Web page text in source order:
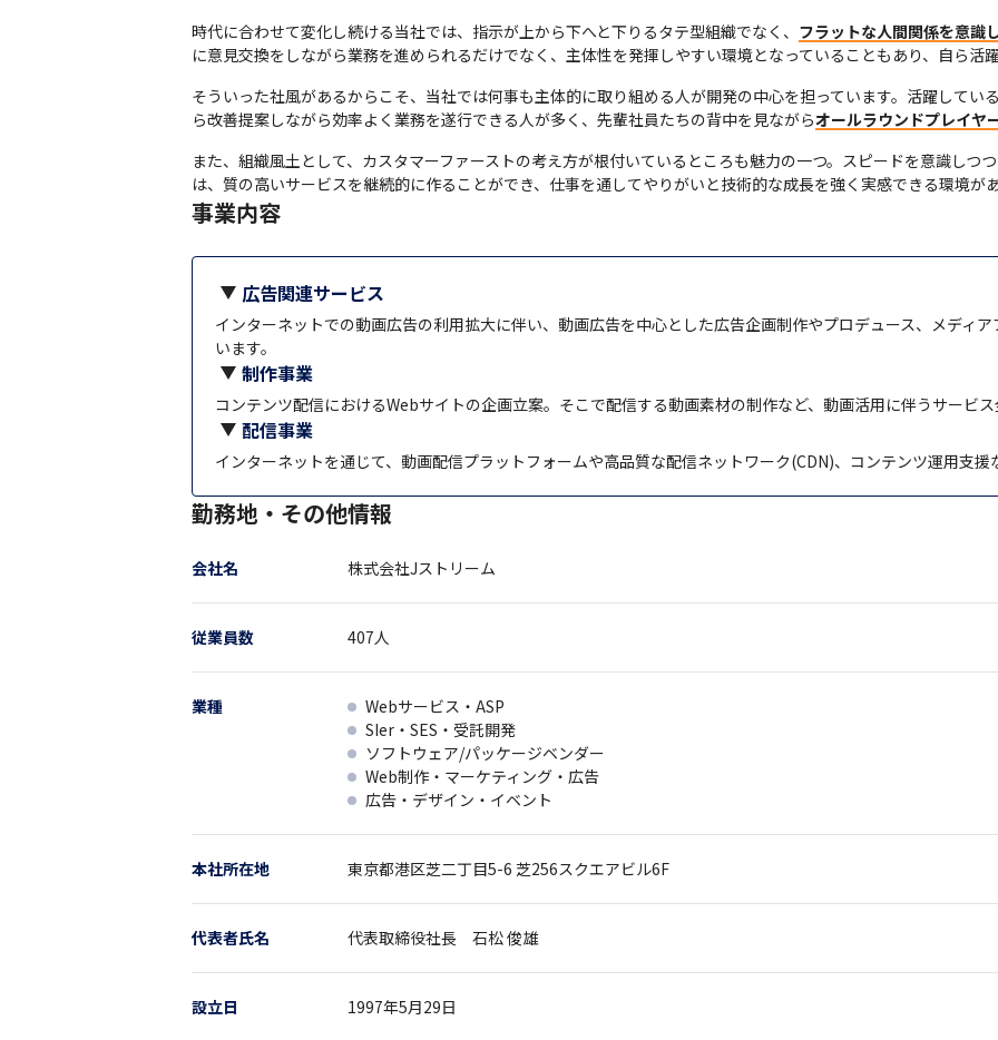
時代に合わせて変化し続ける当社では、指示が上から下へと下りるタテ型組織でなく、 フラットな人間関係を意識
に意見交換をしながら業務を進められるだけでなく、主体性を発揮しやすい環境となっていることもあり、自ら活
そういった社風があるからこそ、当社では何事も主体的に取り組める人が開発の中心を担っています。活躍してい
ら改善提案しながら効率よく業務を遂行できる人が多く、先輩社員たちの背中を見ながらオールラウンドプレイヤ
また、組織風土として、カスタマーファーストの考え方が根付いているところも魅力の一つ。スピードを意識しつ
は、質の高いサービスを継続的に作ることができ、仕事を通してやりがいと技術的な成長を強く実感できる環境があ
事業内容
広告関連サービス
インターネットでの動画広告の利用拡大に伴い、動画広告を中心とした広告企画制作やプロデュース、メディ
います。
制作事業
コンテンツ配信におけるWebサイトの企画立案。そこで配信する動画素材の制作など、動画活用に伴うサービス
配信事業
インターネットを通じて、動画配信プラットフォームや高品質な配信ネットワーク(CDN)、コンテンツ運用支援
勤務地・その他情報
会社名 株式会社Jストリーム
従業員数 407人
業種
Webサービス・ASP
SIer・SES・受託開発
ソフトウェア/パッケージベンダー
Web制作・マーケティング・広告
広告・デザイン・イベント
本社所在地 東京都港区芝二丁目5-6 芝256スクエアビル6F
代表者氏名 代表取締役社長 石松 俊雄
設立日 1997年5月29日